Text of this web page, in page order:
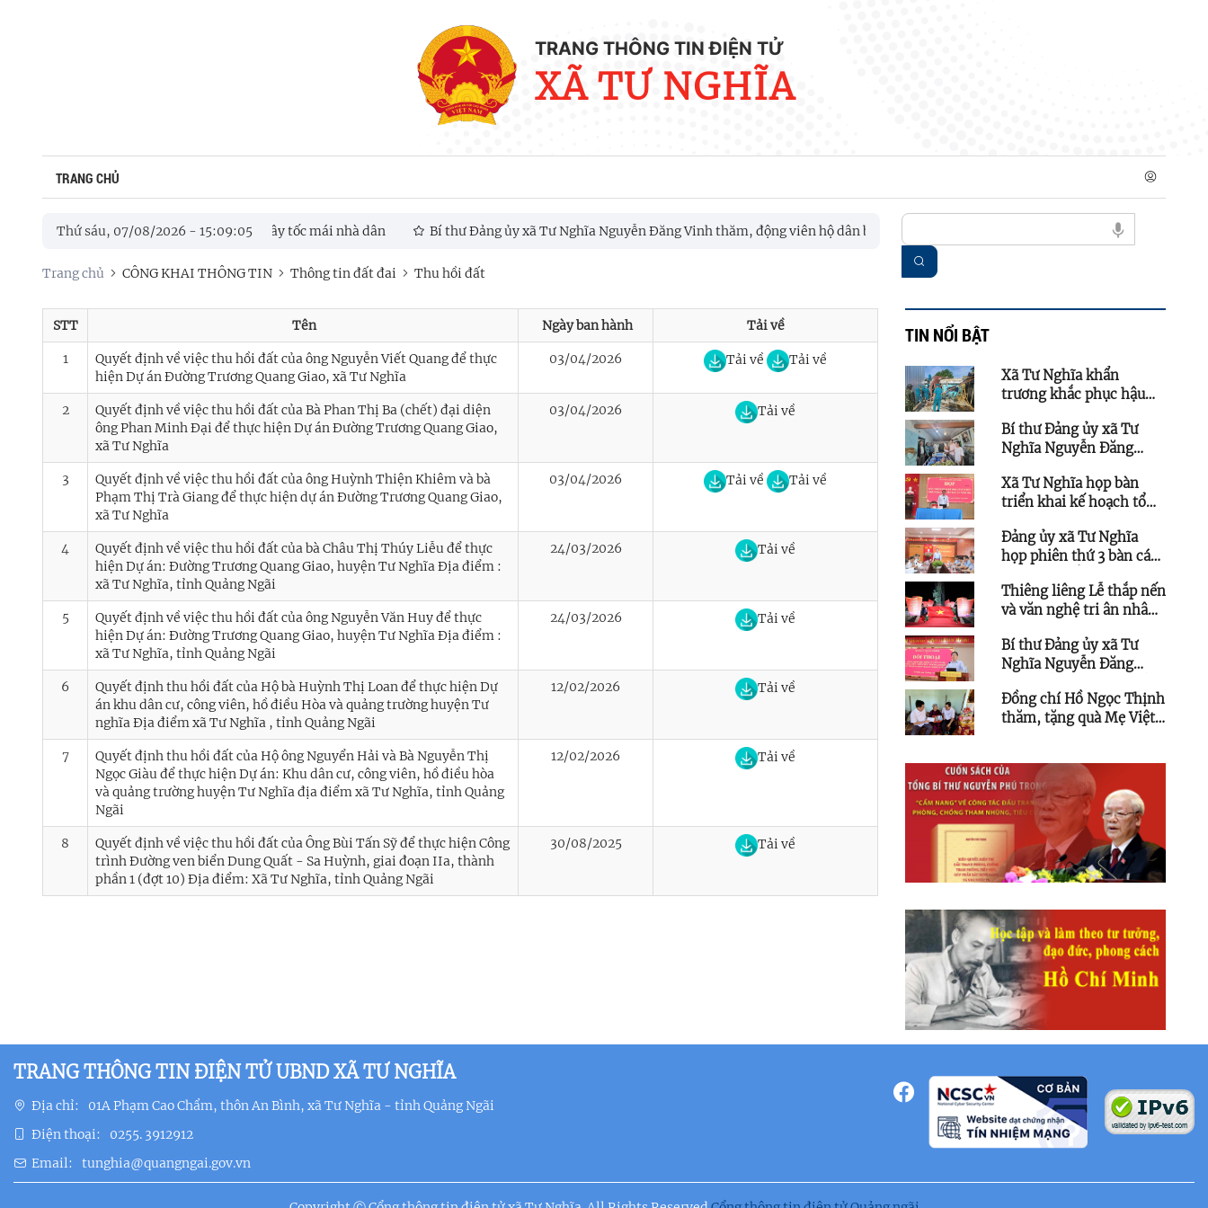
TRANG THÔNG TIN ĐIỆN TỬ
XÃ TƯ NGHĨA
TRANG CHỦ
Thứ sáu, 07/08/2026 - 15:09:06
trương khắc phục hậu quả mưa lớn gây tốc mái nhà dân Bí thư Đảng ủy xã Tư Nghĩa Nguyễn Đăng Vinh thăm, động viên hộ dân bị tốc mái nhà do mưa lớn
Xã Tư Nghĩa họp bàn
Trang chủ
CÔNG KHAI THÔNG TIN Thông tin đất đai Thu hồi đất
STT Tên Ngày ban hành Tải về
1
Quyết định về việc thu hồi đất của ông Nguyễn Viết Quang để thực
hiện Dự án Đường Trương Quang Giao, xã Tư Nghĩa
03/04/2026 Tải về Tải về
2
Quyết định về việc thu hồi đất của Bà Phan Thị Ba (chết) đại diện
ông Phan Minh Đại để thực hiện Dự án Đường Trương Quang Giao,
xã Tư Nghĩa
03/04/2026 Tải về
3
Quyết định về việc thu hồi đất của ông Huỳnh Thiện Khiêm và bà
Phạm Thị Trà Giang để thực hiện dự án Đường Trương Quang Giao,
xã Tư Nghĩa
03/04/2026 Tải về Tải về
4
Quyết định về việc thu hồi đất của bà Châu Thị Thúy Liễu để thực
hiện Dự án: Đường Trương Quang Giao, huyện Tư Nghĩa Địa điểm :
xã Tư Nghĩa, tỉnh Quảng Ngãi
24/03/2026 Tải về
5
Quyết định về việc thu hồi đất của ông Nguyễn Văn Huy để thực
hiện Dự án: Đường Trương Quang Giao, huyện Tư Nghĩa Địa điểm :
xã Tư Nghĩa, tỉnh Quảng Ngãi
24/03/2026 Tải về
6
Quyết định thu hồi đất của Hộ bà Huỳnh Thị Loan để thực hiện Dự
án khu dân cư, công viên, hồ điều Hòa và quảng trường huyện Tư
nghĩa Địa điểm xã Tư Nghĩa , tỉnh Quảng Ngãi
12/02/2026 Tải về
7
Quyết định thu hồi đất của Hộ ông Nguyển Hải và Bà Nguyễn Thị
Ngọc Giàu để thực hiện Dự án: Khu dân cư, công viên, hồ điều hòa
và quảng trường huyện Tư Nghĩa địa điểm xã Tư Nghĩa, tỉnh Quảng
Ngãi
12/02/2026 Tải về
8
Quyết định về việc thu hồi đất của Ông Bùi Tấn Sỹ để thực hiện Công
trình Đường ven biển Dung Quất - Sa Huỳnh, giai đoạn IIa, thành
phần 1 (đợt 10) Địa điểm: Xã Tư Nghĩa, tỉnh Quảng Ngãi
30/08/2025 Tải về
TIN NỔI BẬT
Xã Tư Nghĩa khẩn
trương khắc phục hậu
nhà dân
Bí thư Đảng ủy xã Tư
Nghĩa Nguyễn Đăng
dân bị tốc mái nhà do
mưa lớn
Xã Tư Nghĩa họp bàn
triển khai kế hoạch tổ
đầu tư
Đảng ủy xã Tư Nghĩa
họp phiên thứ 3 bàn các
độ các công trình, dự án
trọng điểm trên địa bàn
Thiêng liêng Lễ thắp nến
và văn nghệ tri ân nhân
Thương binh - Liệt sĩ
Bí thư Đảng ủy xã Tư
Nghĩa Nguyễn Đăng
với cán bộ, công chức,
người lao động các cơ
Đồng chí Hồ Ngọc Thịnh
thăm, tặng quà Mẹ Việt
Nghĩa nhân kỷ niệm 79
năm Ngày thương binh -
liệt sĩ 27/7
TRANG THÔNG TIN ĐIỆN TỬ UBND XÃ TƯ NGHĨA
Địa chỉ:
01A Phạm Cao Chẩm, thôn An Bình, xã Tư Nghĩa - tỉnh Quảng Ngãi
Điện thoại:
0255. 3912912
Email:
tunghia@quangngai.gov.vn